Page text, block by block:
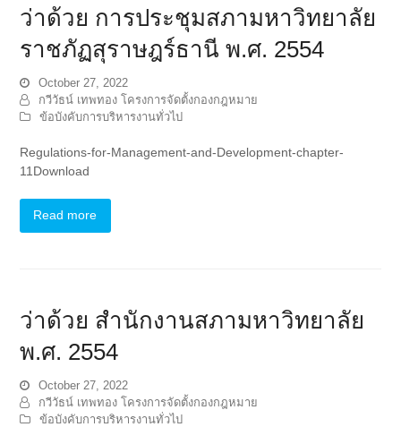
ว่าด้วย การประชุมสภามหาวิทยาลัย
ราชภัฏสุราษฎร์ธานี พ.ศ. 2554
October 27, 2022
กวีวัธน์ เทพทอง โครงการจัดตั้งกองกฎหมาย
ข้อบังคับการบริหารงานทั่วไป
Regulations-for-Management-and-Development-chapter-
11Download
Read more
ว่าด้วย สำนักงานสภามหาวิทยาลัย
พ.ศ. 2554
October 27, 2022
กวีวัธน์ เทพทอง โครงการจัดตั้งกองกฎหมาย
ข้อบังคับการบริหารงานทั่วไป